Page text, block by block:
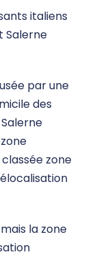
italiens
Salerne
par une
des
zone
la zone